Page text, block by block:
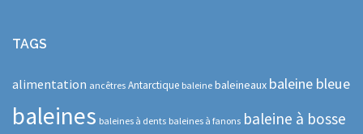
TAGS
alimentation ancêtres Antarctique baleine baleineaux baleine bleue
baleines baleines à dents baleines à fanons baleine à bosse